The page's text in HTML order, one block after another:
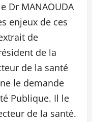
Dr MANAOUDA
enjeux de ces
de
de la
de la santé
le demande
Publique. Il le
de la santé.